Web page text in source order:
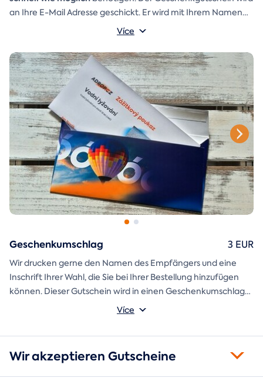
an Ihre E-Mail Adresse geschickt. Er wird mit Ihrem Namen
und einer Aufschrift versehen, die Sie selbst schreiben
ausschneiden und zusammenkleben können, ist ebenfalls in
der E-Mail enthalten.
Více
Geschenkumschlag
Wir drucken gerne den Namen des Empfängers und eine
Inschrift Ihrer Wahl, die Sie bei Ihrer Bestellung hinzufügen
können. Dieser Gutschein wird in einen Geschenkumschlag
gesteckt und direkt an Sie versandt.
Více
3 EUR
Wir akzeptieren Gutscheine